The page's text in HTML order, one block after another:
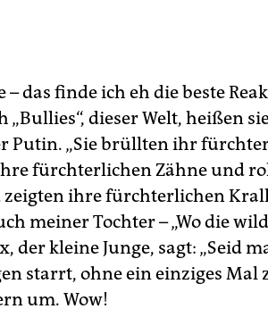
– das finde ich eh die beste
„Bullies“, dieser Welt, heißen
Putin. „Sie brüllten ihr
fürchterlichen Zähne und
ihre fürchterlichen
meiner Tochter – „Wo die
der kleine Junge, sagt: „Seid
starrt, ohne ein einziges Mal
um. Wow!